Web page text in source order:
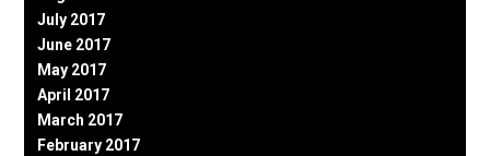
July 2017
June 2017
May 2017
April 2017
March 2017
February 2017